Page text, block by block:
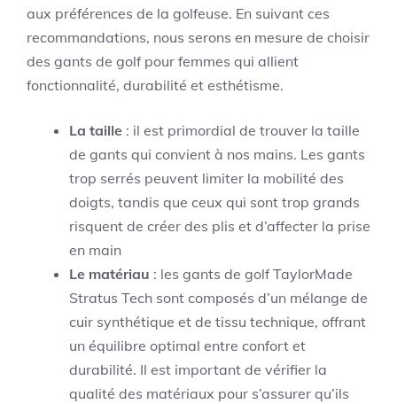
aux préférences de la golfeuse. En suivant ces
recommandations, nous serons en mesure de choisir
des gants de golf pour femmes qui allient
fonctionnalité, durabilité et esthétisme.
La taille : il est primordial de trouver la taille
de gants qui convient à nos mains. Les gants
trop serrés peuvent limiter la mobilité des
doigts, tandis que ceux qui sont trop grands
risquent de créer des plis et d’affecter la prise
en main
Le matériau : les gants de golf TaylorMade
Stratus Tech sont composés d’un mélange de
cuir synthétique et de tissu technique, offrant
un équilibre optimal entre confort et
durabilité. Il est important de vérifier la
qualité des matériaux pour s’assurer qu’ils